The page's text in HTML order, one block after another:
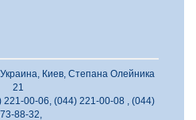
Киев, Степана Олейника
21
00-06, (044) 221-00-08 , (044)
88-32,